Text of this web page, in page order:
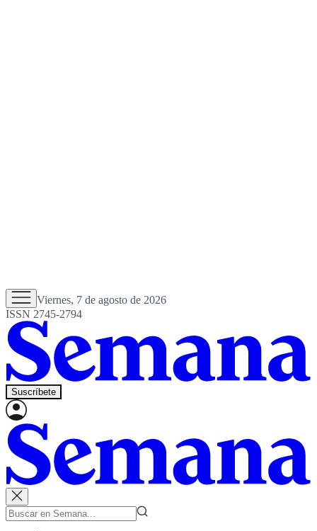
Viernes, 7 de agosto de 2026
ISSN 2745-2794
Suscríbete